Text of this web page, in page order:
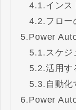
4.1. イン
4.2. フロ
5.Power
5.1.スケジ
5.2.活用す
5.3. 自動化
6.Power